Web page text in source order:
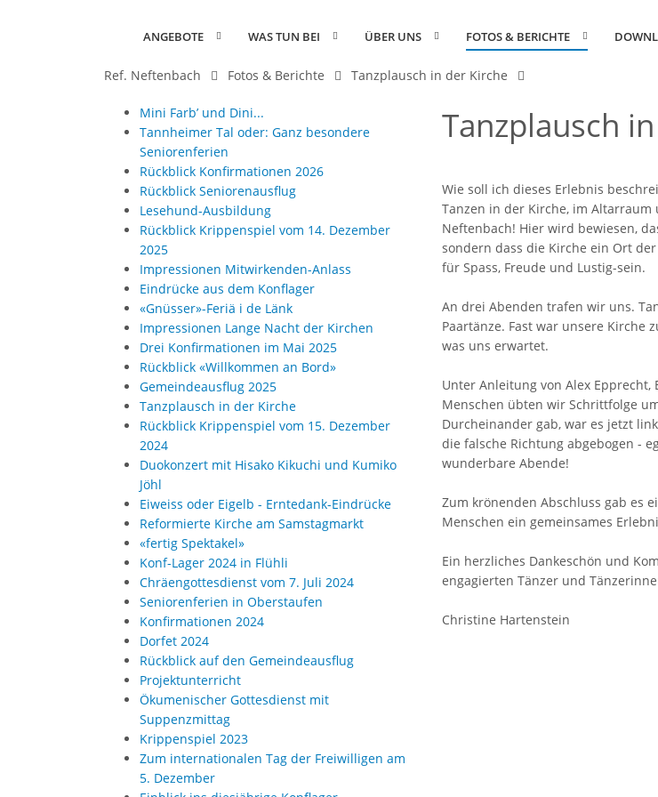
ANGEBOTE WAS TUN BEI ÜBER UNS FOTOS & BERICHTE
Ref. Neftenbach Fotos & Berichte Tanzplausch in der Kirche
Tanzplausch
Wie soll ich dieses Erlebnis
Tanzen in der Kirche, im Altarraum
Neftenbach! Hier wird bewiesen,
sondern dass die Kirche ein Ort
für Spass, Freude und Lustig-sein.
An drei Abenden trafen wir uns.
Paartänze. Fast war unsere Kirche
was uns erwartet.
Unter Anleitung von Alex
Menschen übten wir Schrittfolge
Durcheinander gab, war es jetzt
die falsche Richtung abgebogen -
wunderbare Abende!
Zum krönenden Abschluss gab es
Menschen ein gemeinsames
Ein herzliches Dankeschön und
engagierten Tänzer und
Christine Hartenstein
Mini Farb’ und Dini...
Tannheimer Tal oder: Ganz besondere
Seniorenferien
Rückblick Konfirmationen 2026
Rückblick Seniorenausflug
Lesehund-Ausbildung
Rückblick Krippenspiel vom 14. Dezember
2025
Impressionen Mitwirkenden-Anlass
Eindrücke aus dem Konflager
«Gnüsser»-Feriä i de Länk
Impressionen Lange Nacht der Kirchen
Drei Konfirmationen im Mai 2025
Rückblick «Willkommen an Bord»
Gemeindeausflug 2025
Tanzplausch in der Kirche
Rückblick Krippenspiel vom 15. Dezember
2024
Duokonzert mit Hisako Kikuchi und Kumiko
Jöhl
Eiweiss oder Eigelb - Erntedank-Eindrücke
Reformierte Kirche am Samstagmarkt
«fertig Spektakel»
Konf-Lager 2024 in Flühli
Chräengottesdienst vom 7. Juli 2024
Seniorenferien in Oberstaufen
Konfirmationen 2024
Dorfet 2024
Rückblick auf den Gemeindeausflug
Projektunterricht
Ökumenischer Gottesdienst mit
Suppenzmittag
Krippenspiel 2023
Zum internationalen Tag der Freiwilligen am
5. Dezember